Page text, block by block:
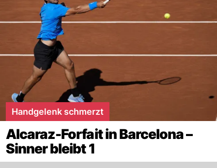
Handgelenk schmerzt
Alcaraz-Forfait in Barcelona –
Sinner bleibt 1